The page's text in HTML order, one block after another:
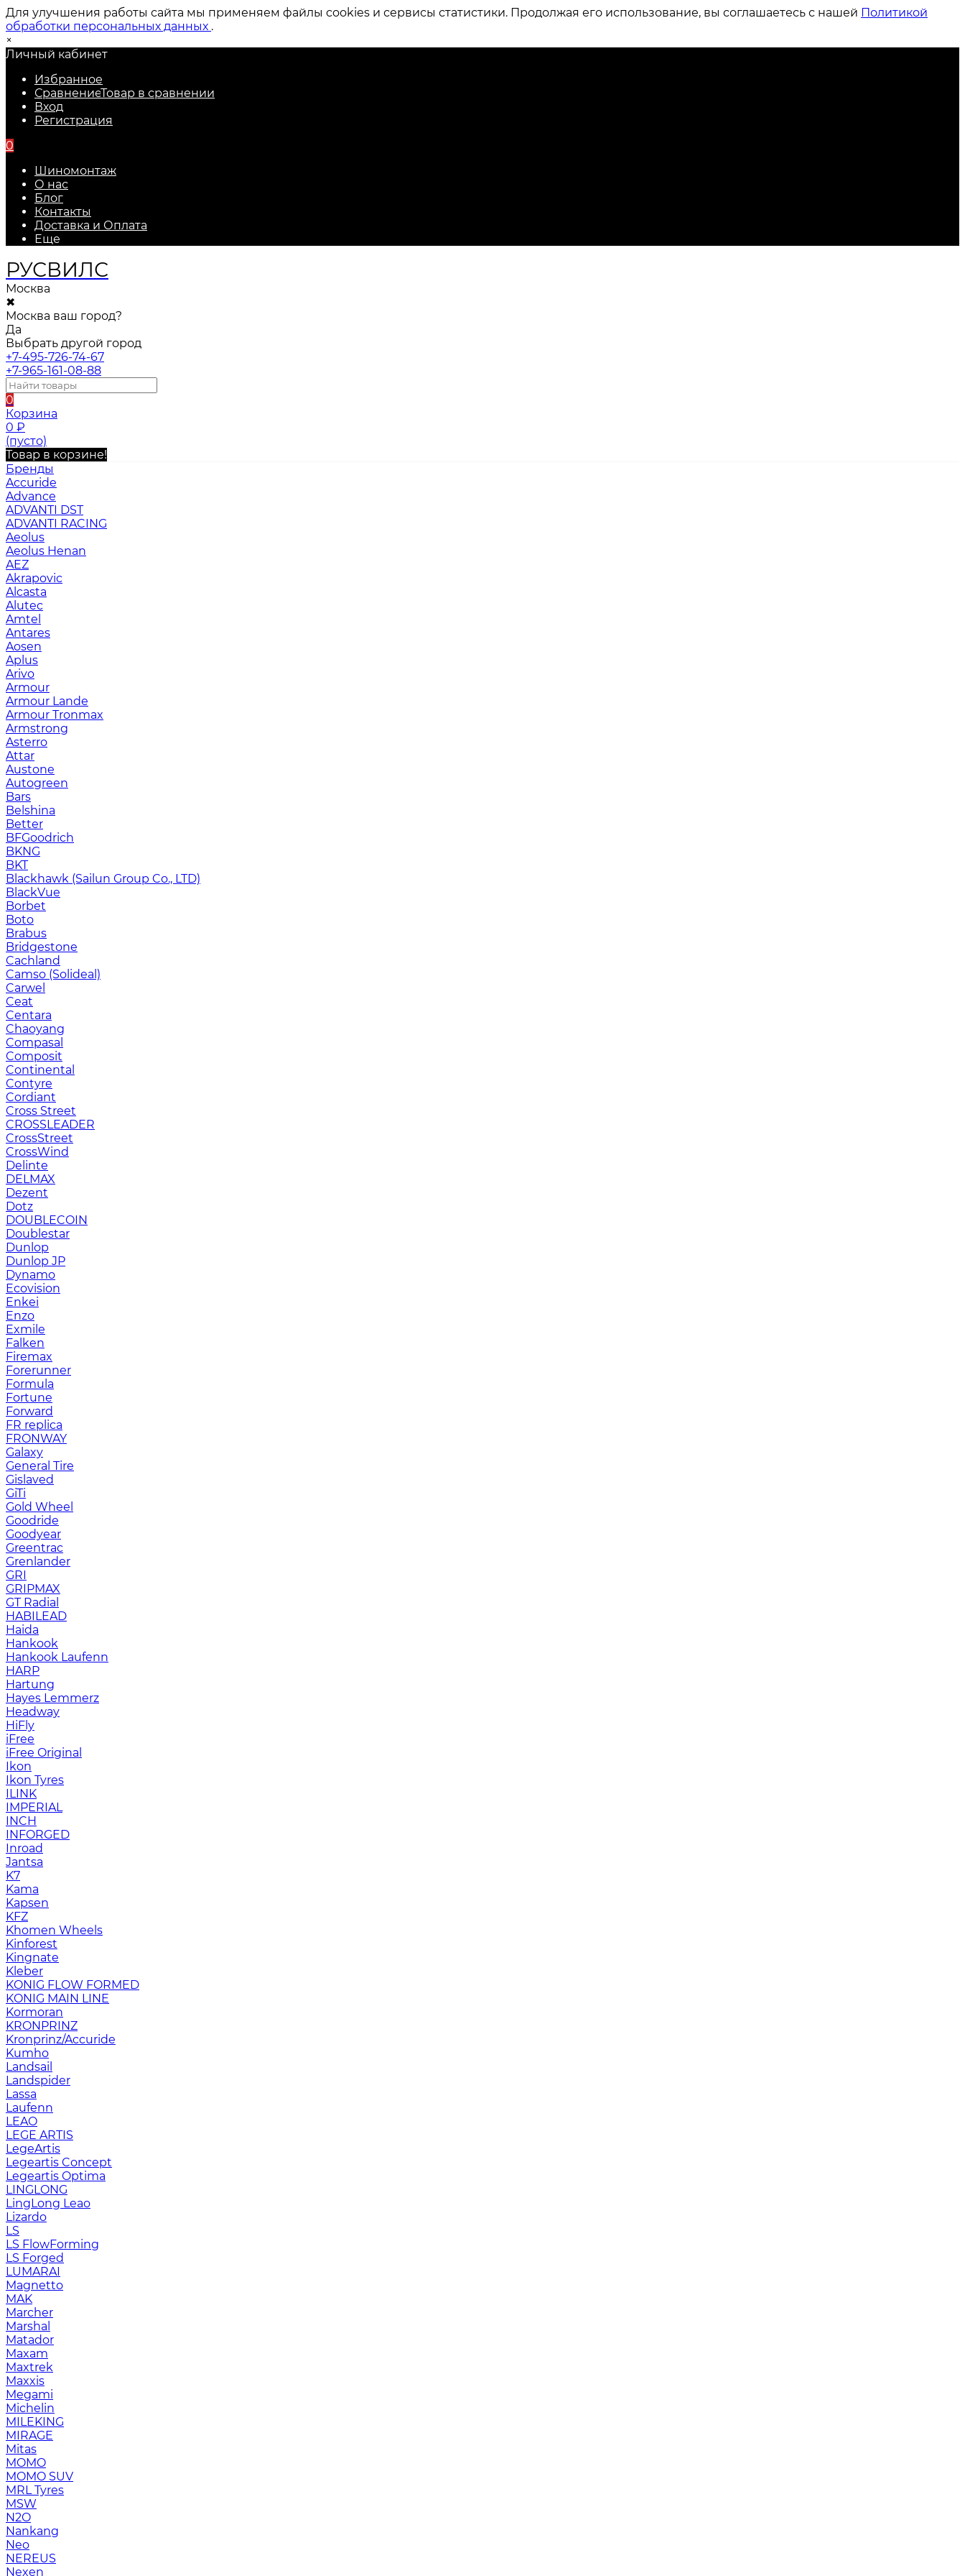
Для улучшения работы сайта мы применяем файлы cookies и сервисы статистики. Продолжая его использование, вы соглашаетесь с нашей Политикой
обработки персональных данных .
×
Личный кабинет
Избранное
СравнениеТовар в сравнении
Вход
Регистрация
0
Шиномонтаж
О нас
Блог
Контакты
Доставка и Оплата
Еще
РУСВИЛС
Москва
✖
Москва ваш город?
Да
Выбрать другой город
+7-495-726-74-67
+7-965-161-08-88
0
Корзина
0 ₽
(пусто)
Товар в корзине!
Бренды
Accuride
Advance
ADVANTI DST
ADVANTI RACING
Aeolus
Aeolus Henan
AEZ
Akrapovic
Alcasta
Alutec
Amtel
Antares
Aosen
Aplus
Arivo
Armour
Armour Lande
Armour Tronmax
Armstrong
Asterro
Attar
Austone
Autogreen
Bars
Belshina
Better
BFGoodrich
BKNG
BKT
Blackhawk (Sailun Group Co., LTD)
BlackVue
Borbet
Boto
Brabus
Bridgestone
Cachland
Camso (Solideal)
Carwel
Ceat
Centara
Chaoyang
Compasal
Composit
Continental
Contyre
Cordiant
Cross Street
CROSSLEADER
CrossStreet
CrossWind
Delinte
DELMAX
Dezent
Dotz
DOUBLECOIN
Doublestar
Dunlop
Dunlop JP
Dynamo
Ecovision
Enkei
Enzo
Exmile
Falken
Firemax
Forerunner
Formula
Fortune
Forward
FR replica
FRONWAY
Galaxy
General Tire
Gislaved
GiTi
Gold Wheel
Goodride
Goodyear
Greentrac
Grenlander
GRI
GRIPMAX
GT Radial
HABILEAD
Haida
Hankook
Hankook Laufenn
HARP
Hartung
Hayes Lemmerz
Headway
HiFly
iFree
iFree Original
Ikon
Ikon Tyres
ILINK
IMPERIAL
INCH
INFORGED
Inroad
Jantsa
K7
Kama
Kapsen
KFZ
Khomen Wheels
Kinforest
Kingnate
Kleber
KONIG FLOW FORMED
KONIG MAIN LINE
Kormoran
KRONPRINZ
Kronprinz/Accuride
Kumho
Landsail
Landspider
Lassa
Laufenn
LEAO
LEGE ARTIS
LegeArtis
Legeartis Concept
Legeartis Optima
LINGLONG
LingLong Leao
Lizardo
LS
LS FlowForming
LS Forged
LUMARAI
Magnetto
MAK
Marcher
Marshal
Matador
Maxam
Maxtrek
Maxxis
Megami
Michelin
MILEKING
MIRAGE
Mitas
MOMO
MOMO SUV
MRL Tyres
MSW
N2O
Nankang
Neo
NEREUS
Nexen